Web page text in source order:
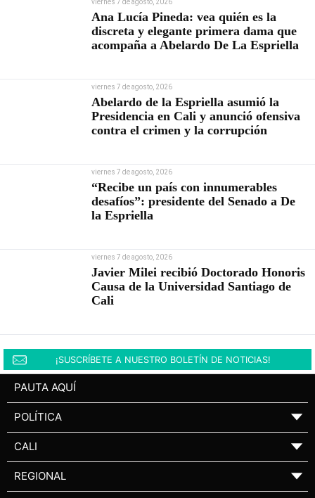
viernes 7 de agosto, 2026
Ana Lucía Pineda: vea quién es la
discreta y elegante primera dama que
acompaña a Abelardo De La Espriella
viernes 7 de agosto, 2026
Abelardo de la Espriella asumió la
Presidencia en Cali y anunció ofensiva
contra el crimen y la corrupción
viernes 7 de agosto, 2026
“Recibe un país con innumerables
desafíos”: presidente del Senado a De
la Espriella
viernes 7 de agosto, 2026
Javier Milei recibió Doctorado Honoris
Causa de la Universidad Santiago de
Cali
¡SUSCRÍBETE A NUESTRO BOLETÍN DE NOTICIAS!
PAUTA AQUÍ
POLÍTICA ▼
CALI ▼
REGIONAL ▼